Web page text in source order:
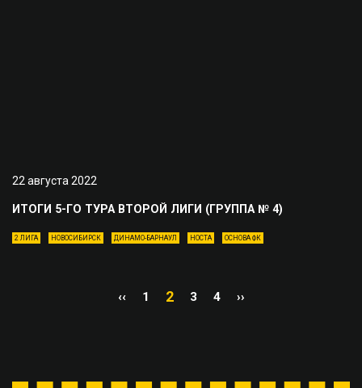
22 августа 2022
ИТОГИ 5-ГО ТУРА ВТОРОЙ ЛИГИ (ГРУППА № 4)
2 ЛИГА НОВОСИБИРСК ДИНАМО-БАРНАУЛ НОСТА ОСНОВА ФК
‹‹ 1 2 3 4 ››